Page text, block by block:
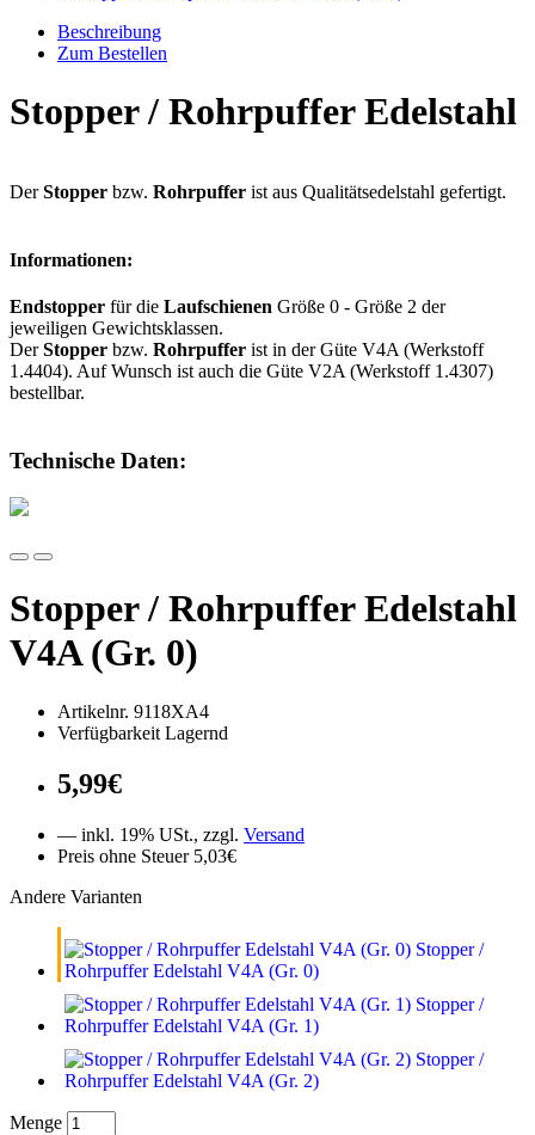
Beschreibung
Zum Bestellen
Stopper / Rohrpuffer Edelstahl
DerStopper bzw. Rohrpuffer ist aus Qualitätsedelstahl gefertigt.
Informationen:
Endstopper für die Laufschienen Größe 0 - Größe 2 der
jeweiligen Gewichtsklassen.
DerStopper bzw. Rohrpuffer ist in der Güte V4A (Werkstoff
1.4404). Auf Wunsch ist auch die Güte V2A (Werkstoff 1.4307)
bestellbar.
Technische Daten:
Stopper / Rohrpuffer Edelstahl
V4A (Gr. 0)
Artikelnr. 9118XA4
Verfügbarkeit Lagernd
5,99€
— inkl. 19% USt., zzgl. Versand
Preis ohne Steuer 5,03€
Andere Varianten
Stopper /
Rohrpuffer Edelstahl V4A (Gr. 0)
Stopper /
Rohrpuffer Edelstahl V4A (Gr. 1)
Stopper /
Rohrpuffer Edelstahl V4A (Gr. 2)
Menge